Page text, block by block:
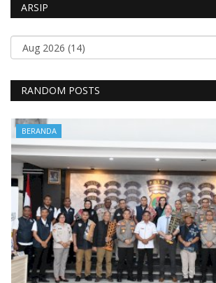
ARSIP
RANDOM POSTS
BERANDA